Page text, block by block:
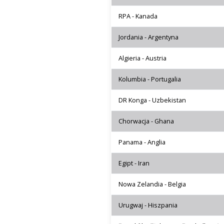
RPA - Kanada
Jordania - Argentyna
Algieria - Austria
Kolumbia - Portugalia
DR Konga - Uzbekistan
Chorwacja - Ghana
Panama - Anglia
Egipt - Iran
Nowa Zelandia - Belgia
Urugwaj - Hiszpania